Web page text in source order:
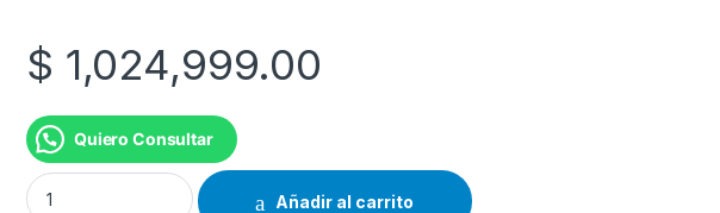
$ 1,024,999.00
Quiero Consultar
HELADERA RZN320PCARX0 NO FROST 340L INOXIDABLE cantidad
Añadir al carrito